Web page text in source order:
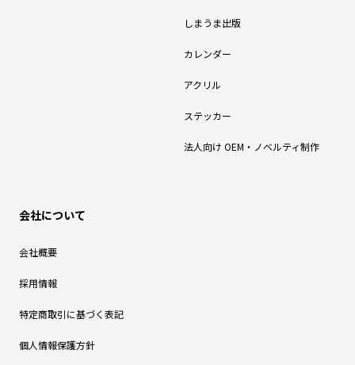
しまうま出版
カレンダー
アクリル
ステッカー
法人向け OEM・ノベルティ制作
会社について
会社概要
採用情報
特定商取引に基づく表記
個人情報保護方針